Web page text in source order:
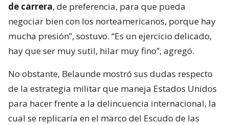
de carrera, de preferencia, para que pueda
negociar bien con los norteamericanos, porque hay
mucha presión”, sostuvo. “Es un ejercicio delicado,
hay que ser muy sutil, hilar muy fino”, agregó.
No obstante, Belaunde mostró sus dudas respecto
de la estrategia militar que maneja Estados Unidos
para hacer frente a la delincuencia internacional, la
cual se replicaría en el marco del Escudo de las